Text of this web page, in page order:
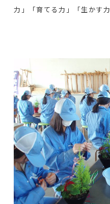
力」「育てる力」「生かす